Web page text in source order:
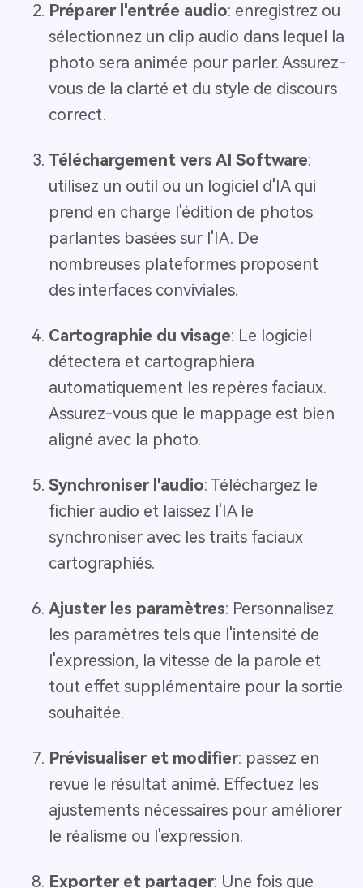
Préparer l'entrée audio: enregistrez ou
sélectionnez un clip audio dans lequel la
photo sera animée pour parler. Assurez-
vous de la clarté et du style de discours
correct.
Téléchargement vers AI Software:
utilisez un outil ou un logiciel d'IA qui
prend en charge l'édition de photos
parlantes basées sur l'IA. De
nombreuses plateformes proposent
des interfaces conviviales.
Cartographie du visage: Le logiciel
détectera et cartographiera
automatiquement les repères faciaux.
Assurez-vous que le mappage est bien
aligné avec la photo.
Synchroniser l'audio: Téléchargez le
fichier audio et laissez l'IA le
synchroniser avec les traits faciaux
cartographiés.
Ajuster les paramètres: Personnalisez
les paramètres tels que l'intensité de
l'expression, la vitesse de la parole et
tout effet supplémentaire pour la sortie
souhaitée.
Prévisualiser et modifier: passez en
revue le résultat animé. Effectuez les
ajustements nécessaires pour améliorer
le réalisme ou l'expression.
Exporter et partager: Une fois que